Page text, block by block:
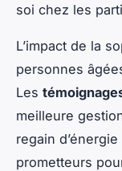
soi chez les
L’impact de la
personnes
Les
meilleure
regain
prometteurs